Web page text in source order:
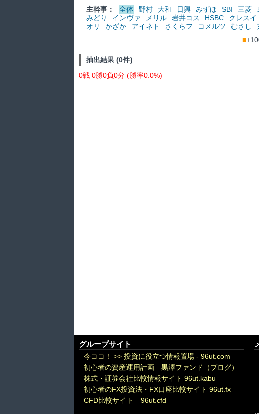
主幹事：
全体 野村 大和 日興 みずほ SBI 三菱
みどり
インヴァ メリル 岩井コス HSBC クレスイ
オリ
かざか アイネト さくらフ コメルツ むさし
■
抽出結果 (0件)
0戦 0勝0負0分 (勝率0.0%)
グループサイト
今ココ！ >> 投資に役立つ情報置場 - 96ut.com
初心者の資産運用計画 黒澤ファンド（ブログ）
株式・証券会社比較情報サイト 96ut.kabu
初心者のFX投資法・FX口座比較サイト 96ut.fx
CFD比較サイト 96ut.cfd